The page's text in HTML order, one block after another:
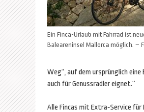
Ein Finca-Urlaub mit Fahrrad ist
Baleareninsel Mallorca möglich. –
Weg“, auf dem ursprünglich
auch für Genussradler eignet.“
Alle Fincas mit Extra-Service